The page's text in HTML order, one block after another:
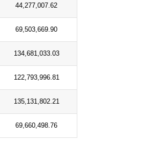
44,277,007.62
69,503,669.90
134,681,033.03
122,793,996.81
135,131,802.21
69,660,498.76